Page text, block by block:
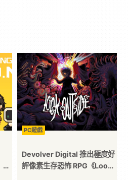
PC遊戲
Devolver Digital 推出極度好
評像素生存恐怖 RPG《Look